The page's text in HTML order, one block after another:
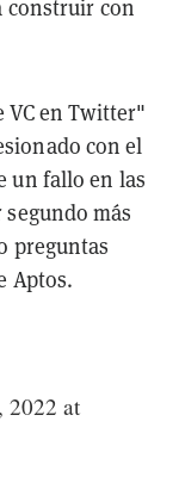
construir con
VC en Twitter"
con el
un fallo en las
más
preguntas
Aptos.
2022 at